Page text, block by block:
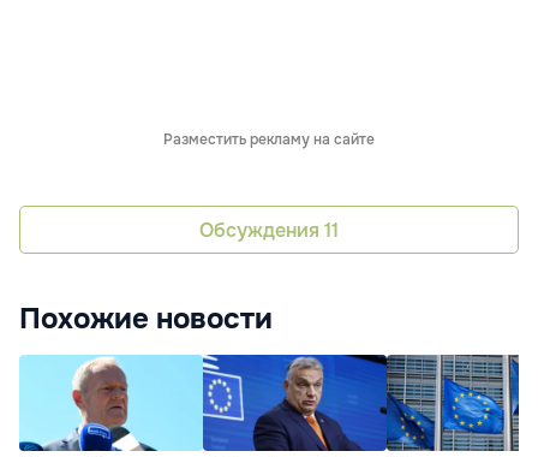
Разместить рекламу на сайте
Обсуждения 11
Похожие новости